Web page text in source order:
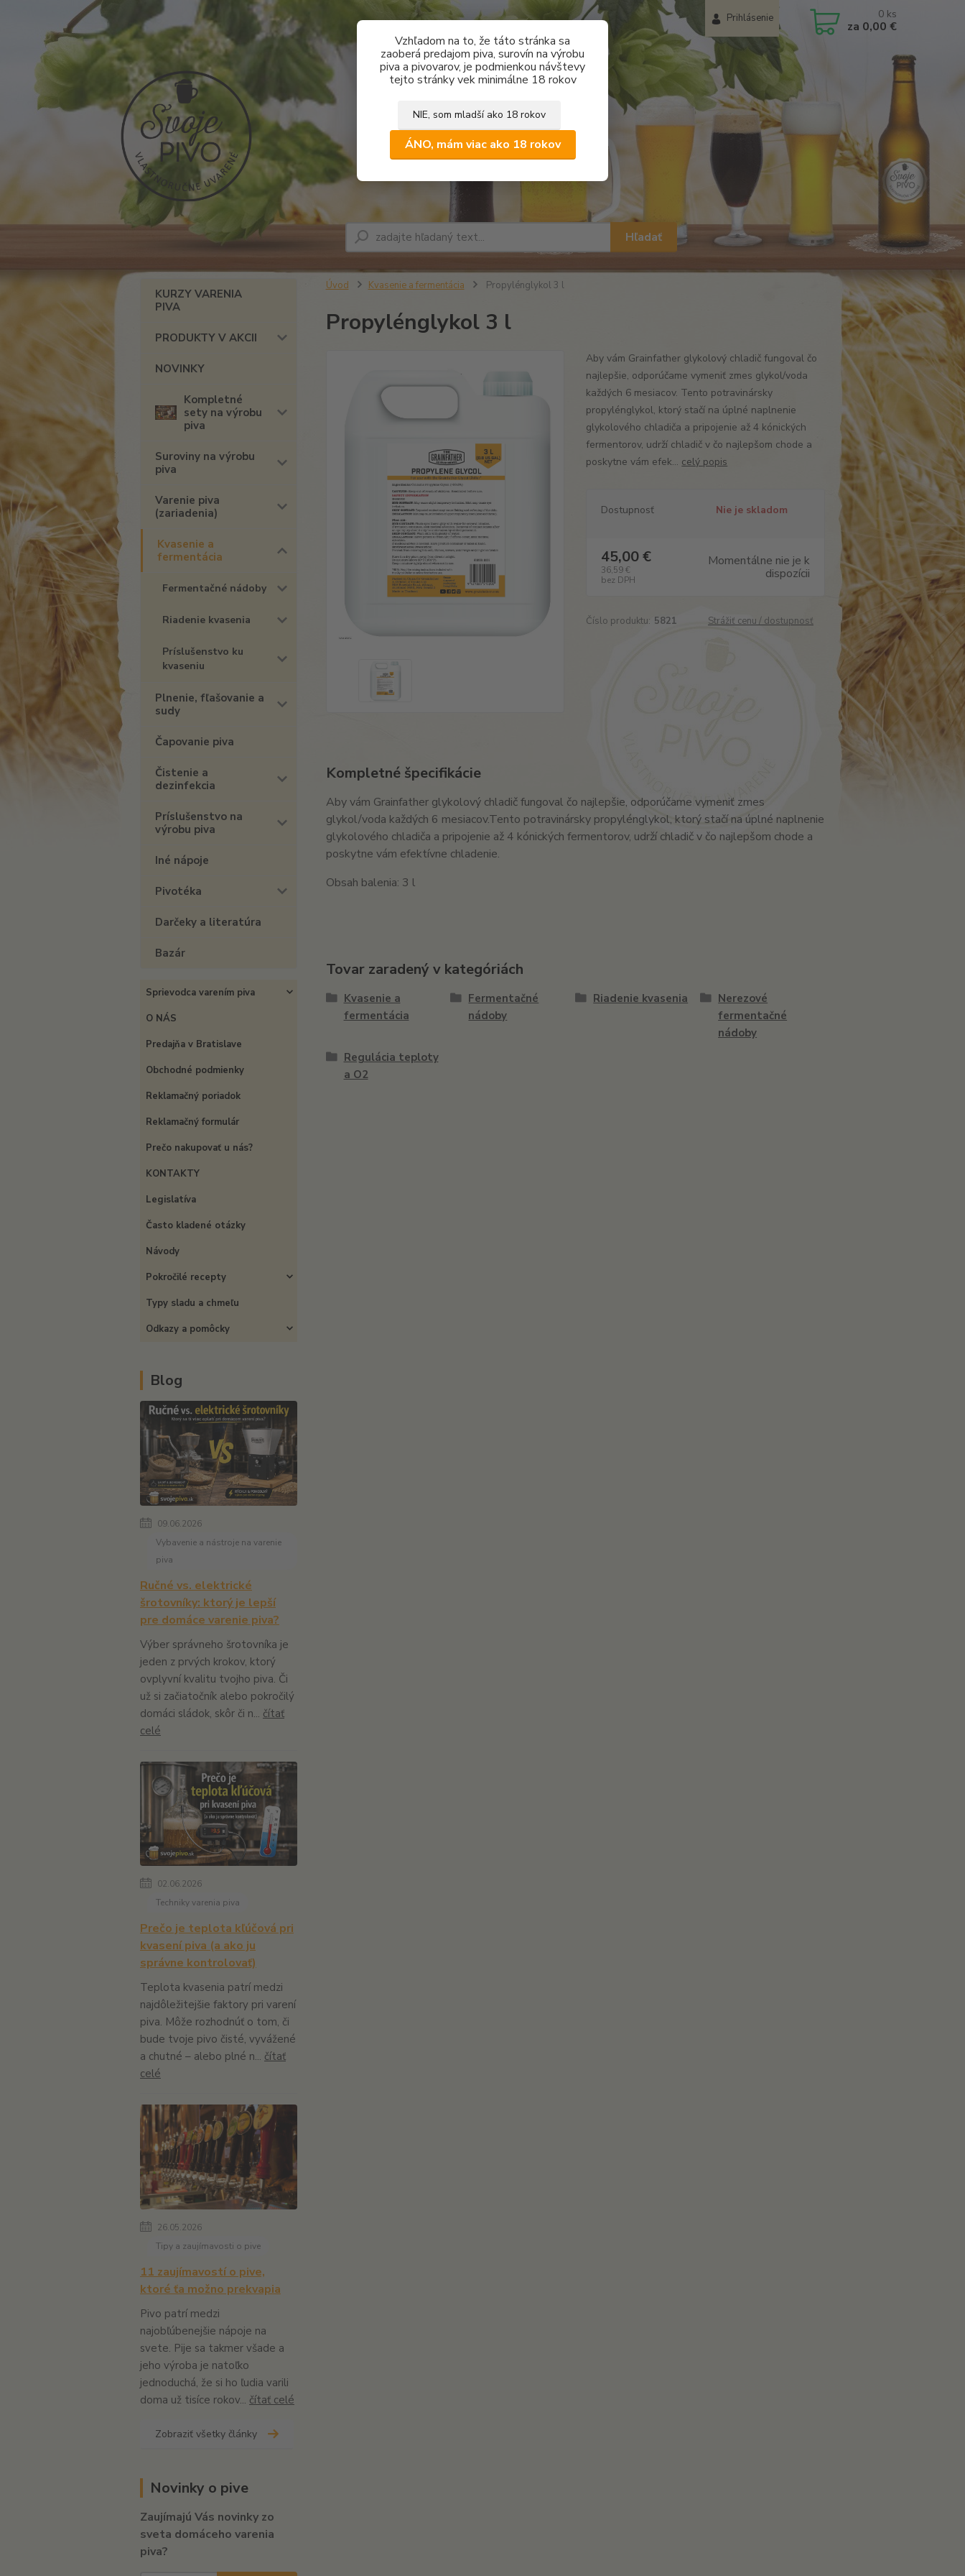
Vzhľadom na to, že táto stránka sa
zaoberá predajom piva, surovín na výrobu
piva a pivovarov, je podmienkou návštevy
tejto stránky vek minimálne 18 rokov
NIE, som mladší ako 18 rokov
ÁNO, mám viac ako 18 rokov
Prihlásenie
Hľadať
0 ks
za 0,00 €
KURZY VARENIA
PIVA
PRODUKTY V AKCII
NOVINKY
Kompletné
sety na výrobu
piva
Suroviny na výrobu
piva
Varenie piva
(zariadenia)
Kvasenie a
fermentácia
Fermentačné nádoby
Riadenie kvasenia
Príslušenstvo ku
kvaseniu
Plnenie, fľašovanie a
sudy
Čapovanie piva
Čistenie a
dezinfekcia
Príslušenstvo na
výrobu piva
Iné nápoje
Pivotéka
Darčeky a literatúra
Bazár
Sprievodca varením piva
O NÁS
Predajňa v Bratislave
Obchodné podmienky
Reklamačný poriadok
Reklamačný formulár
Prečo nakupovať u nás?
KONTAKTY
Legislatíva
Často kladené otázky
Návody
Pokročilé recepty
Typy sladu a chmeľu
Odkazy a pomôcky
Blog
09.06.2026
Vybavenie a nástroje na varenie
piva
Ručné vs. elektrické
šrotovníky: ktorý je lepší
pre domáce varenie piva?
Výber správneho šrotovníka je
jeden z prvých krokov, ktorý
ovplyvní kvalitu tvojho piva. Či
už si začiatočník alebo pokročilý
domáci sládok, skôr či n... čítať
celé
02.06.2026
Techniky varenia piva
Prečo je teplota kľúčová pri
kvasení piva (a ako ju
správne kontrolovať)
Teplota kvasenia patrí medzi
najdôležitejšie faktory pri varení
piva. Môže rozhodnúť o tom, či
bude tvoje pivo čisté, vyvážené
a chutné – alebo plné n... čítať
celé
26.05.2026
Tipy a zaujímavosti o pive
11 zaujímavostí o pive,
ktoré ťa možno prekvapia
Pivo patrí medzi
najobľúbenejšie nápoje na
svete. Pije sa takmer všade a
jeho výroba je natoľko
jednoduchá, že si ho ľudia varili
doma už tisíce rokov... čítať celé
Zobraziť všetky články
Novinky o pive
Zaujímajú Vás novinky zo
sveta domáceho varenia
piva?
Úvod Kvasenie a fermentácia Propylénglykol 3 l
Propylénglykol 3 l
Aby vám Grainfather glykolový chladič fungoval čo
najlepšie, odporúčame vymeniť zmes glykol/voda
každých 6 mesiacov. Tento potravinársky
propylénglykol, ktorý stačí na úplné naplnenie
glykolového chladiča a pripojenie až 4 kónických
fermentorov, udrží chladič v čo najlepšom chode a
poskytne vám efek... celý popis
Dostupnosť Nie je skladom
45,00 €
36,59 €
bez DPH
Momentálne nie je k
dispozícii
Číslo produktu: 5821 Strážiť cenu / dostupnosť
Kompletné špecifikácie
Aby vám Grainfather glykolový chladič fungoval čo najlepšie, odporúčame vymeniť zmes
glykol/voda každých 6 mesiacov.Tento potravinársky propylénglykol, ktorý stačí na úplné naplnenie
glykolového chladiča a pripojenie až 4 kónických fermentorov, udrží chladič v čo najlepšom chode a
poskytne vám efektívne chladenie.
Obsah balenia: 3 l
Tovar zaradený v kategóriách
Kvasenie a
fermentácia
Fermentačné
nádoby
Riadenie kvasenia
Nerezové
fermentačné
nádoby
Regulácia teploty
a O2